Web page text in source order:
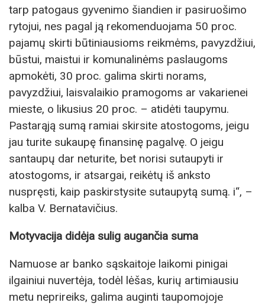
tarp patogaus gyvenimo šiandien ir pasiruošimo
rytojui, nes pagal ją rekomenduojama 50 proc.
pajamų skirti būtiniausioms reikmėms, pavyzdžiui,
būstui, maistui ir komunalinėms paslaugoms
apmokėti, 30 proc. galima skirti norams,
pavyzdžiui, laisvalaikio pramogoms ar vakarienei
mieste, o likusius 20 proc. – atidėti taupymu.
Pastarąją sumą ramiai skirsite atostogoms, jeigu
jau turite sukaupę finansinę pagalvę. O jeigu
santaupų dar neturite, bet norisi sutaupyti ir
atostogoms, ir atsargai, reikėtų iš anksto
nuspręsti, kaip paskirstysite sutaupytą sumą. i“, –
kalba V. Bernatavičius.
Motyvacija didėja sulig augančia suma
Namuose ar banko sąskaitoje laikomi pinigai
ilgainiui nuvertėja, todėl lėšas, kurių artimiausiu
metu neprireiks, galima auginti taupomojoje